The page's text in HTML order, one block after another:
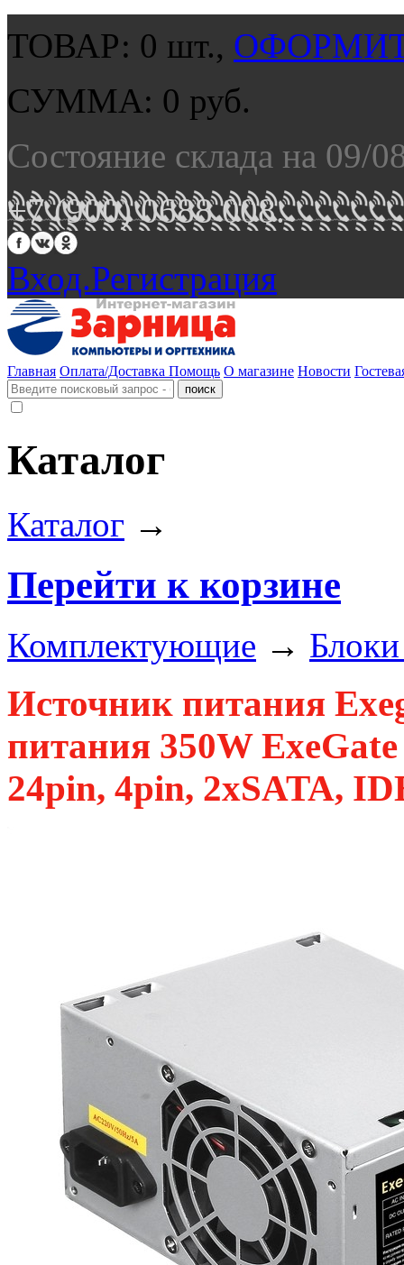
ТОВАР: 0 шт.,
СУММА: 0 руб.
Состояние склада на 09/
+7 (900) 0688 008.
Вход.Регистрация
Главная Оплата/Доставка Помощь О магазине Новости
Каталог
Каталог →
Перейти к корзине
Комплектующие →
Источник питания
питания 350W
24pin, 4pin, 2xSATA,